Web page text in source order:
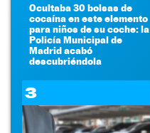
Ocultaba 30 bolsas de
cocaína en este elemento
para niños de su coche: la
Policía Municipal de
Madrid acabó
descubriéndola
3